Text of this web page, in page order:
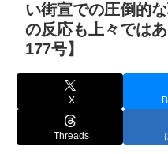
い街宣での圧倒的
の反応も上々では
177号】
X
Threads